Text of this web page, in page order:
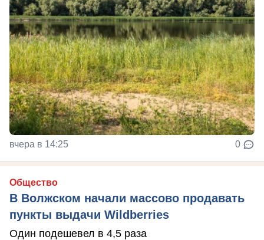
вчера в 14:25 0
Общество
В Волжском начали массово продавать
пункты выдачи Wildberries
Один подешевел в 4,5 раза